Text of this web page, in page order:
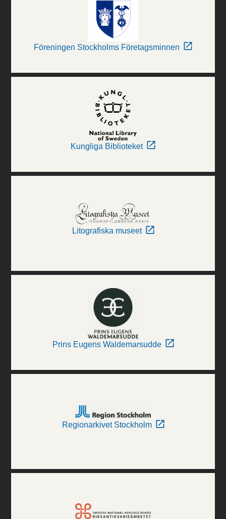
Föreningen Stockholms Företagsminnen
Kungliga Biblioteket
Litografiska museet
Prins Eugens Waldemarsudde
Regionarkivet Stockholm